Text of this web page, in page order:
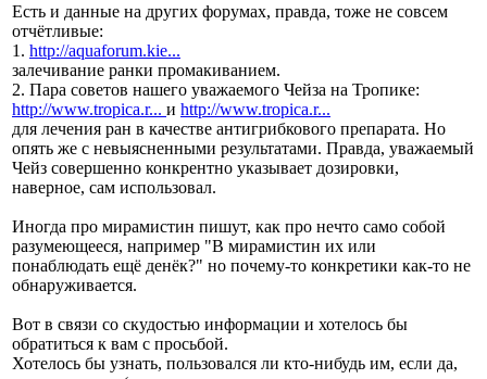
Есть и данные на других форумах, правда, тоже не совсем
отчётливые:
1. http://aquaforum.kie...
залечивание ранки промакиванием.
2. Пара советов нашего уважаемого Чейза на Тропике:
http://www.tropica.r... и http://www.tropica.r...
для лечения ран в качестве антигрибкового препарата. Но
опять же с невыясненными результатами. Правда, уважаемый
Чейз совершенно конкрентно указывает дозировки,
наверное, сам использовал.
Иногда про мирамистин пишут, как про нечто само собой
разумеющееся, например "В мирамистин их или
понаблюдать ещё денёк?" но почему-то конкретики как-то не
обнаруживается.
Вот в связи со скудостью информации и хотелось бы
обратиться к вам с просьбой.
Хотелось бы узнать, пользовался ли кто-нибудь им, если да,